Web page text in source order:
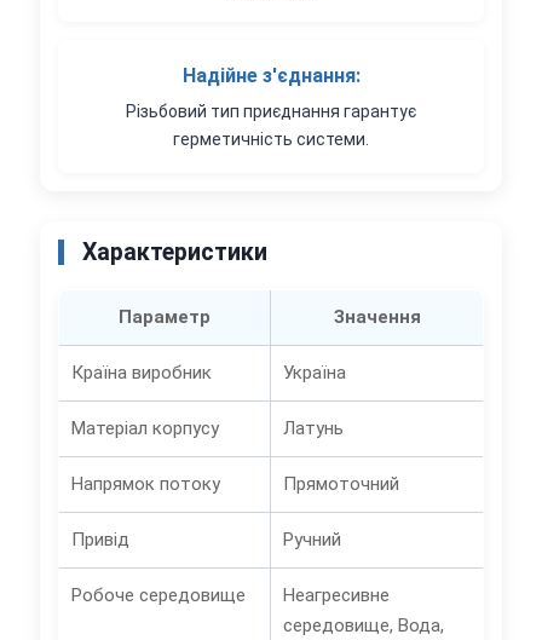
Надійне з'єднання:
Різьбовий тип приєднання гарантує
герметичність системи.
Характеристики
Параметр Значення
Країна виробник Україна
Матеріал корпусу Латунь
Напрямок потоку Прямоточний
Привід Ручний
Робоче середовище
Неагресивне
середовище, Вода,